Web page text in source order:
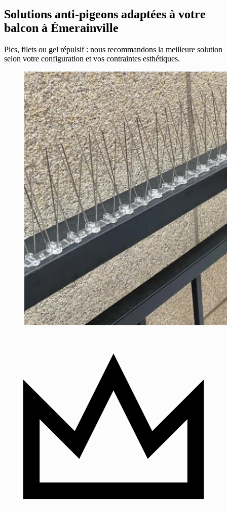
Solutions anti-pigeons adaptées à votre
balcon à Émerainville
Pics, filets ou gel répulsif : nous recommandons la meilleure solution
selon votre configuration et vos contraintes esthétiques.